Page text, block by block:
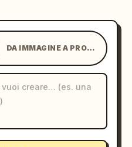
DA IMMAGINE A PROMPT